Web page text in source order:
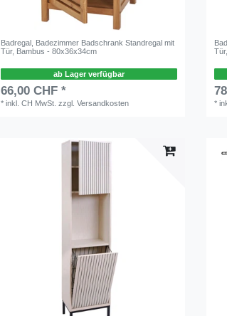
Badregal, Badezimmer Badschrank Standregal mit
Tür, Bambus - 80x36x34cm
ab Lager verfügbar
66,00 CHF *
*inkl. CH MwSt. zzgl.Versandkosten *